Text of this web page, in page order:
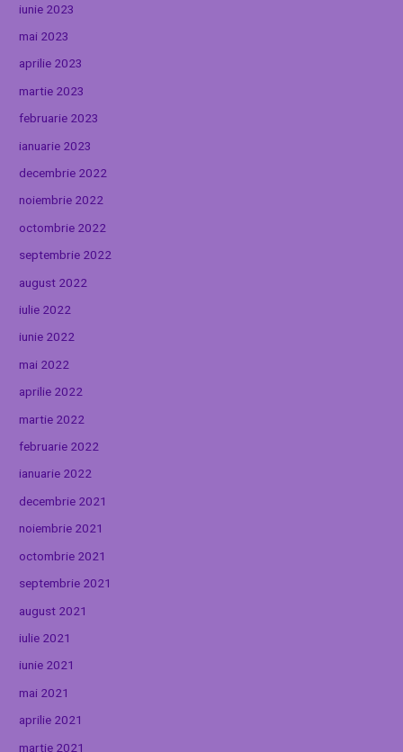
iunie 2023
mai 2023
aprilie 2023
martie 2023
februarie 2023
ianuarie 2023
decembrie 2022
noiembrie 2022
octombrie 2022
septembrie 2022
august 2022
iulie 2022
iunie 2022
mai 2022
aprilie 2022
martie 2022
februarie 2022
ianuarie 2022
decembrie 2021
noiembrie 2021
octombrie 2021
septembrie 2021
august 2021
iulie 2021
iunie 2021
mai 2021
aprilie 2021
martie 2021